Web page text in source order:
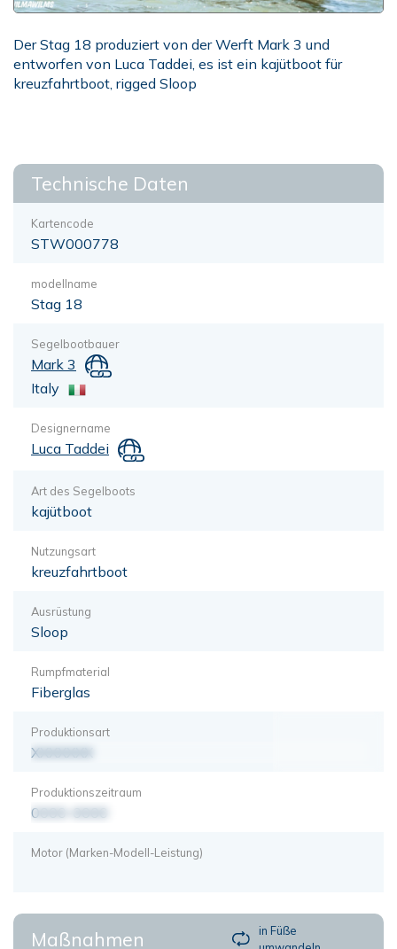
Der Stag 18 produziert von der Werft Mark 3 und
entworfen von Luca Taddei, es ist ein kajütboot für
kreuzfahrtboot, rigged Sloop
Technische Daten
Kartencode
STW000778
modellname
Stag 18
Segelbootbauer
Mark 3
Italy
Designername
Luca Taddei
Art des Segelboots
kajütboot
Nutzungsart
kreuzfahrtboot
Ausrüstung
Sloop
Rumpfmaterial
Fiberglas
Produktionsart
XXXXXXX
Produktionszeitraum
0000-0000
Motor (Marken-Modell-Leistung)
Maßnahmen
in Füße